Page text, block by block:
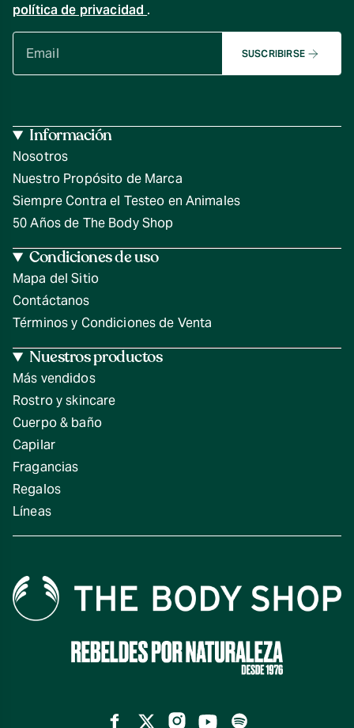
política de privacidad .
SUSCRIBIRSE
Información
Nosotros
Nuestro Propósito de Marca
Siempre Contra el Testeo en Animales
50 Años de The Body Shop
Condiciones de uso
Mapa del Sitio
Contáctanos
Términos y Condiciones de Venta
Nuestros productos
Más vendidos
Rostro y skincare
Cuerpo & baño
Capilar
Fragancias
Regalos
Líneas